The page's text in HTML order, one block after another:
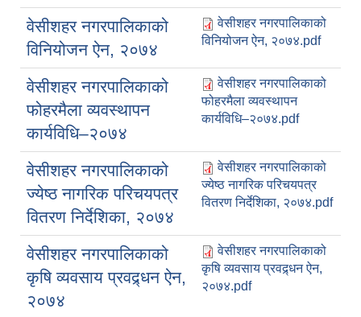
वेसीशहर नगरपालिकाको
विनियोजन ऐन, २०७४
वेसीशहर नगरपालिकाको
विनियोजन ऐन, २०७४.pdf
वेसीशहर नगरपालिकाको
फोहरमैला व्यवस्थापन
कार्यविधि–२०७४
वेसीशहर नगरपालिकाको
फोहरमैला व्यवस्थापन
कार्यविधि–२०७४.pdf
वेसीशहर नगरपालिकाको
ज्येष्ठ नागरिक परिचयपत्र
वितरण निर्देशिका, २०७४
वेसीशहर नगरपालिकाको
ज्येष्ठ नागरिक परिचयपत्र
वितरण निर्देशिका, २०७४.pdf
वेसीशहर नगरपालिकाको
कृषि व्यवसाय प्रवद्र्धन ऐन,
२०७४
वेसीशहर नगरपालिकाको
कृषि व्यवसाय प्रवद्र्धन ऐन,
२०७४.pdf